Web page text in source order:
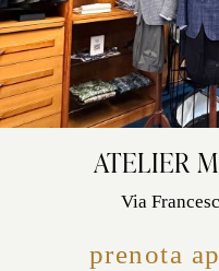
ATELIER
Via
prenota